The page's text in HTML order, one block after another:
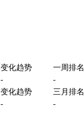
变化趋势 一周排名
- -
变化趋势 三月排名
- -